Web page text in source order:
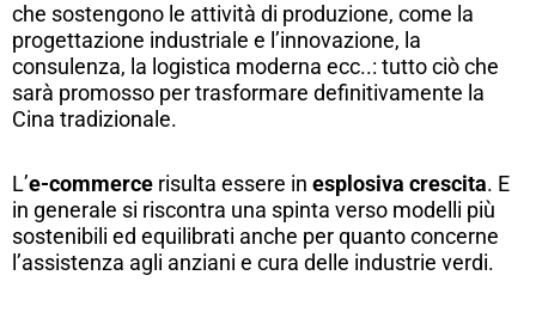
che sostengono le attività di produzione, come la
progettazione industriale e l’innovazione, la
consulenza, la logistica moderna ecc..: tutto ciò che
sarà promosso per trasformare definitivamente la
Cina tradizionale.
L’e-commerce risulta essere in esplosiva crescita. E
in generale si riscontra una spinta verso modelli più
sostenibili ed equilibrati anche per quanto concerne
l’assistenza agli anziani e cura delle industrie verdi.